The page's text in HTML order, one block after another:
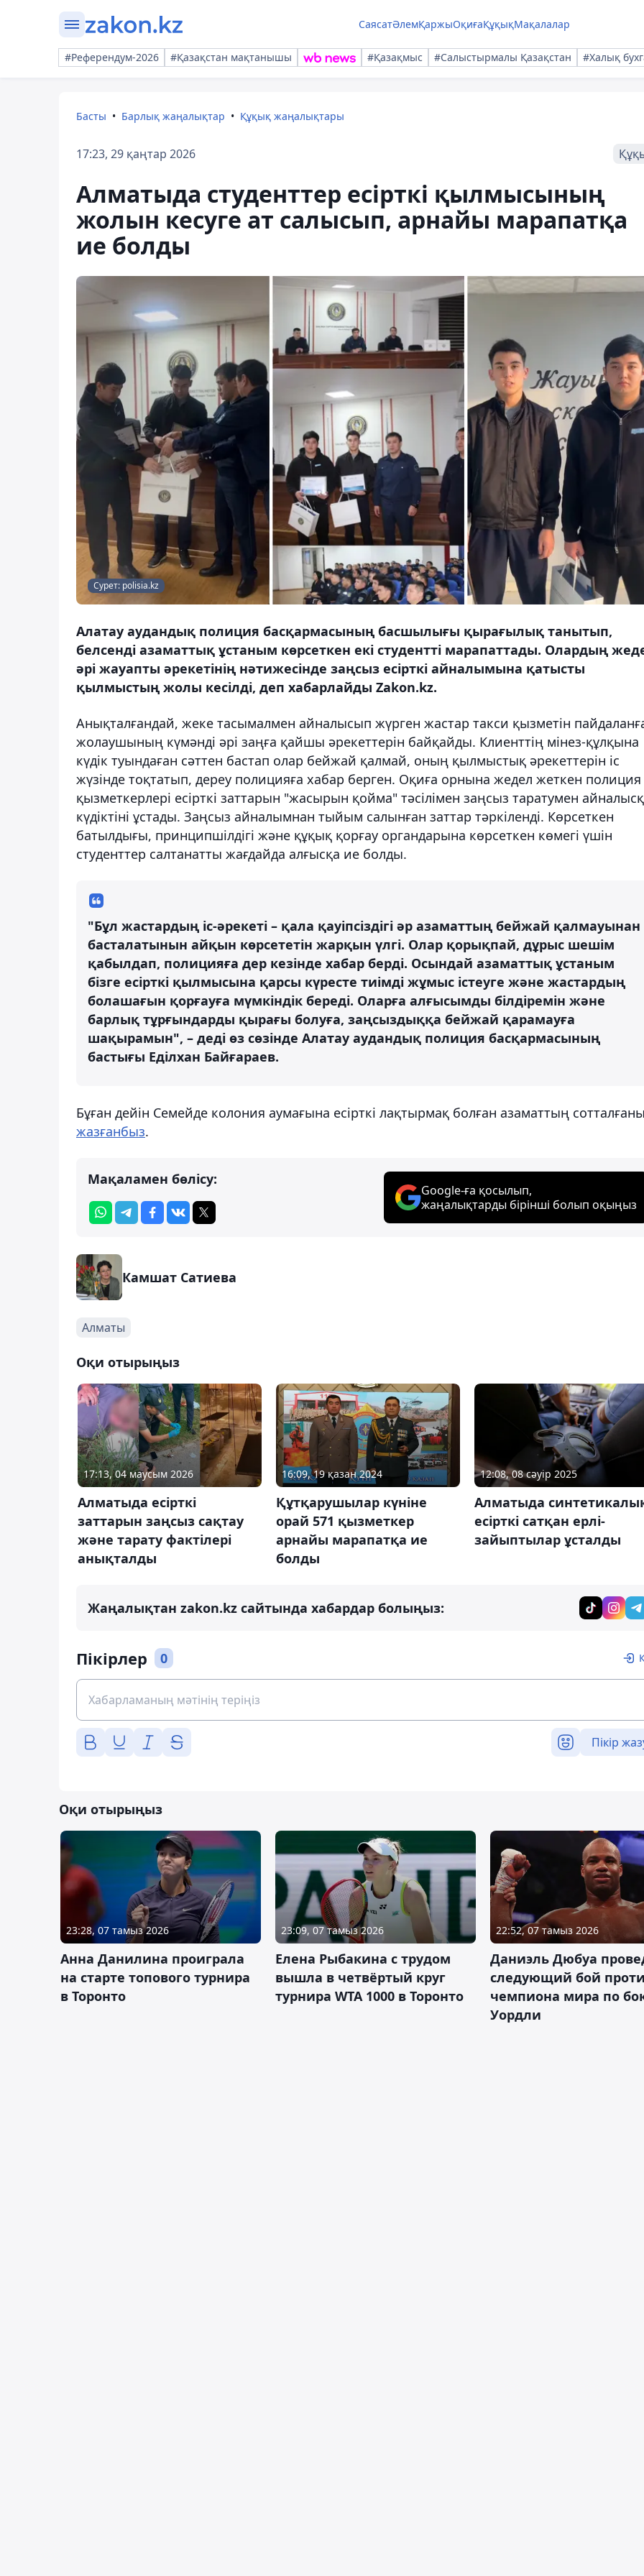
СаясатӘлемҚаржыОқиғаҚұқықМақалалар
#Референдум-2026 #Қазақстан мақтанышы #Қазақмыс #Салыстырмалы Қазақстан #Халық
Басты Барлық жаңалықтар Құқық жаңалықтары
17:23, 29 қаңтар 2026
Алматыда студенттер есірткі қылмысының
жолын кесуге ат салысып, арнайы марапатқа
ие болды
Сурет: polisia.kz
Алатау аудандық полиция басқармасының басшылығы қырағылық танытып,
белсенді азаматтық ұстаным көрсеткен екі студентті марапаттады. Олардың
әрі жауапты әрекетінің нәтижесінде заңсыз есірткі айналымына қатысты
қылмыстың жолы кесілді, деп хабарлайды Zakon.kz.
Анықталғандай, жеке тасымалмен айналысып жүрген жастар такси қызметін
жолаушының күмәнді әрі заңға қайшы әрекеттерін байқайды. Клиенттің мінез-құлқына
күдік туындаған сәттен бастап олар бейжай қалмай, оның қылмыстық әрекеттерін іс
жүзінде тоқтатып, дереу полицияға хабар берген. Оқиға орнына жедел жеткен полиция
қызметкерлері есірткі заттарын "жасырын қойма" тәсілімен заңсыз таратумен
күдіктіні ұстады. Заңсыз айналымнан тыйым салынған заттар тәркіленді. Көрсеткен
батылдығы, принципшілдігі және құқық қорғау органдарына көрсеткен көмегі үшін
студенттер салтанатты жағдайда алғысқа ие болды.
"Бұл жастардың іс-әрекеті – қала қауіпсіздігі әр азаматтың бейжай қалмауынан
басталатынын айқын көрсететін жарқын үлгі. Олар қорықпай, дұрыс шешім
қабылдап, полицияға дер кезінде хабар берді. Осындай азаматтық ұстаным
бізге есірткі қылмысына қарсы күресте тиімді жұмыс істеуге және жастардың
болашағын қорғауға мүмкіндік береді. Оларға алғысымды білдіремін және
барлық тұрғындарды қырағы болуға, заңсыздыққа бейжай қарамауға
шақырамын", – деді өз сөзінде Алатау аудандық полиция басқармасының
бастығы Еділхан Байғараев.
Бұған дейін Семейде колония аумағына есірткі лақтырмақ болған азаматтың
жазғанбыз.
Мақаламен бөлісу:
Google-ға қосылып,
жаңалықтарды бірінші болып оқыңыз
Камшат Сатиева
Алматы
Оқи отырыңыз
17:13, 04 маусым 2026
Алматыда есірткі
заттарын заңсыз сақтау
және тарату фактілері
анықталды
16:09, 19 қазан 2024
Құтқарушылар күніне
орай 571 қызметкер
арнайы марапатқа ие
болды
12:08, 08 сәуір 2025
Алматыда
есірткі сатқан ерлі-
зайыптылар ұсталды
Жаңалықтан zakon.kz сайтында хабардар болыңыз:
Пікірлер 0
Пікір
Оқи отырыңыз
23:28, 07 тамыз 2026
Анна Данилина проиграла
на старте топового турнира
в Торонто
23:09, 07 тамыз 2026
Елена Рыбакина с трудом
вышла в четвёртый круг
турнира WTA 1000 в Торонто
22:52, 07 тамыз 2026
Даниэль Дюбуа
следующий бой
чемпиона мира по
Уордли